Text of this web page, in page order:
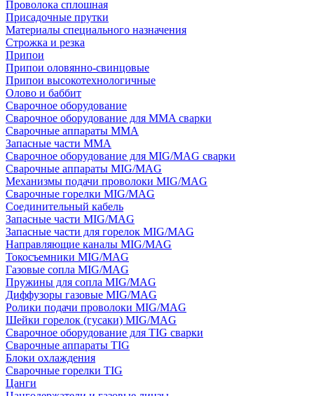
Проволока сплошная
Присадочные прутки
Материалы специального назначения
Строжка и резка
Припои
Припои оловянно-свинцовые
Припои высокотехнологичные
Олово и баббит
Сварочное оборудование
Сварочное оборудование для MMA сварки
Сварочные аппараты MMA
Запасные части MMA
Сварочное оборудование для MIG/MAG сварки
Сварочные аппараты MIG/MAG
Механизмы подачи проволоки MIG/MAG
Сварочные горелки MIG/MAG
Соединительный кабель
Запасные части MIG/MAG
Запасные части для горелок MIG/MAG
Направляющие каналы MIG/MAG
Токосъемники MIG/MAG
Газовые сопла MIG/MAG
Пружины для сопла MIG/MAG
Диффузоры газовые MIG/MAG
Ролики подачи проволоки MIG/MAG
Шейки горелок (гусаки) MIG/MAG
Сварочное оборудование для TIG сварки
Сварочные аппараты TIG
Блоки охлаждения
Сварочные горелки TIG
Цанги